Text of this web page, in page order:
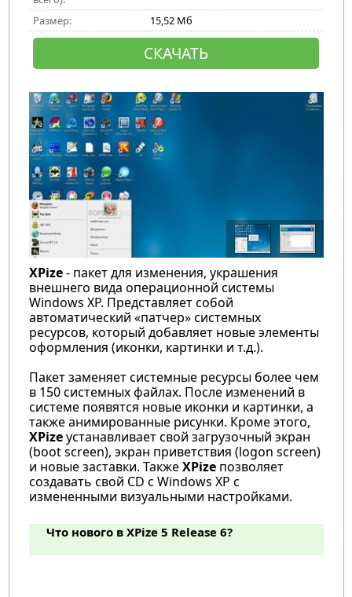
Размер: 15,52 Мб
СКАЧАТЬ
XPize- пакет для изменения, украшения
внешнего вида операционной системы
Windows XP. Представляет собой
автоматический «патчер» системных
ресурсов, который добавляет новые элементы
оформления (иконки, картинки и т.д.).
Пакет заменяет системные ресурсы более чем
в 150 системных файлах. После изменений в
системе появятся новые иконки и картинки, а
также анимированные рисунки. Кроме этого,
XPizeустанавливает свой загрузочный экран
(boot screen), экран приветствия (logon screen)
и новые заставки. ТакжеXPizeпозволяет
создавать свой CD с Windows XP с
измененными визуальными настройками.
Что нового в XPize 5 Release 6?